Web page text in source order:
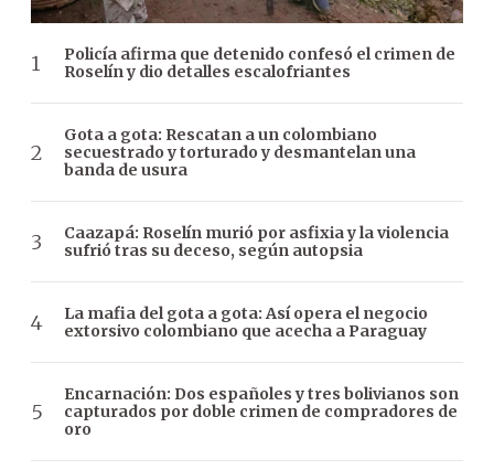
Policía afirma que detenido confesó el crimen de
Roselín y dio detalles escalofriantes
Gota a gota: Rescatan a un colombiano
secuestrado y torturado y desmantelan una
banda de usura
Caazapá: Roselín murió por asfixia y la violencia
sufrió tras su deceso, según autopsia
La mafia del gota a gota: Así opera el negocio
extorsivo colombiano que acecha a Paraguay
Encarnación: Dos españoles y tres bolivianos son
capturados por doble crimen de compradores de
oro